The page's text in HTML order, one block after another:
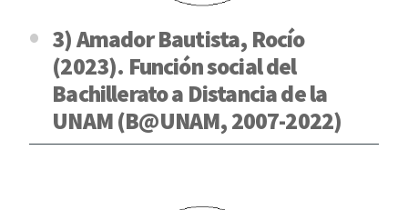
3) Amador Bautista, Rocío
(2023). Función social del
Bachillerato a Distancia de la
UNAM (B@UNAM, 2007-2022)